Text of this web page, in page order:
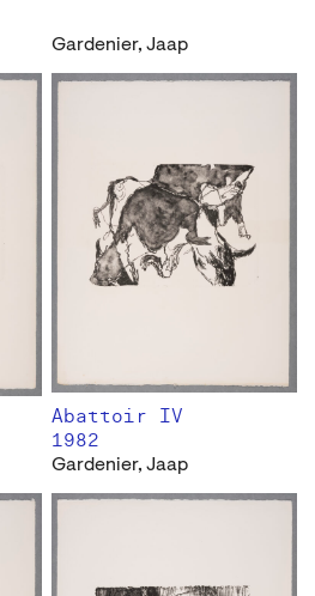
Gardenier, Jaap
Abattoir IV
1982
Gardenier, Jaap